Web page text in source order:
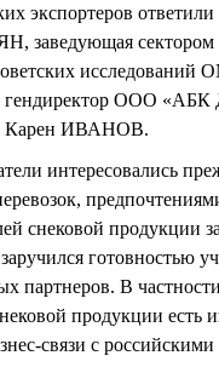
экспортеров
сектором
ООО «АБК
Карен ИВАНОВ.
интересовались
снековой продукции
готовностью
партнеров. В
продукции есть
связи с